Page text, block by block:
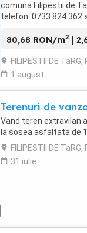
comuna Filipestii de
telefon: 0733.824.362
80,68 RON/m2 |
FILIPESTII DE
1 august
Terenuri de
Vand teren extravilan
la sosea asfaltata de
FILIPESTII DE
31 iulie